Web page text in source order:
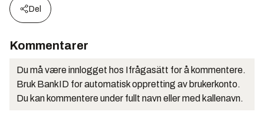
Del
Kommentarer
Du må være innlogget hos Ifrågasätt for å kommentere.
Bruk BankID for automatisk oppretting av brukerkonto.
Du kan kommentere under fullt navn eller med kallenavn.